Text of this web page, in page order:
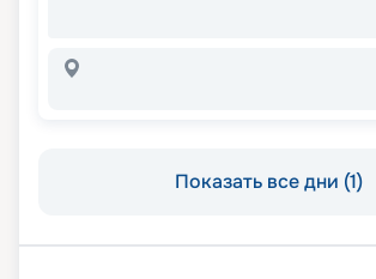
Показать все дни (1)